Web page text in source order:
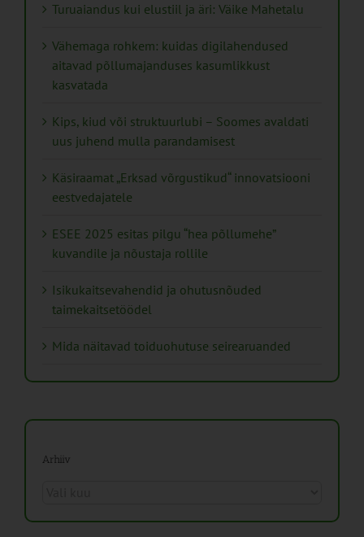
Turuaiandus kui elustiil ja äri: Väike Mahetalu
Vähemaga rohkem: kuidas digilahendused
aitavad põllumajanduses kasumlikkust
kasvatada
Kips, kiud või struktuurlubi – Soomes avaldati
uus juhend mulla parandamisest
Käsiraamat „Erksad võrgustikud“ innovatsiooni
eestvedajatele
ESEE 2025 esitas pilgu “hea põllumehe”
kuvandile ja nõustaja rollile
Isikukaitsevahendid ja ohutusnõuded
taimekaitsetöödel
Mida näitavad toiduohutuse seirearuanded
Arhiiv